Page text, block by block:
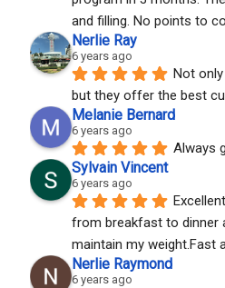
and filling. No points to
Nerlie Ray
6 years ago
Not
but they offer the best
Melanie Bernard
6 years ago
Always
Sylvain Vincent
6 years ago
from breakfast to dinner
maintain my weight.Fast
Nerlie Raymond
6 years ago